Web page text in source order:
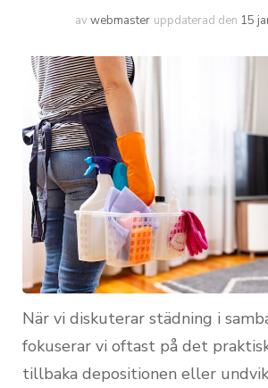
avwebmaster uppdaterad den 15
När vi diskuterar städning i
fokuserar vi oftast på det
tillbaka depositionen eller